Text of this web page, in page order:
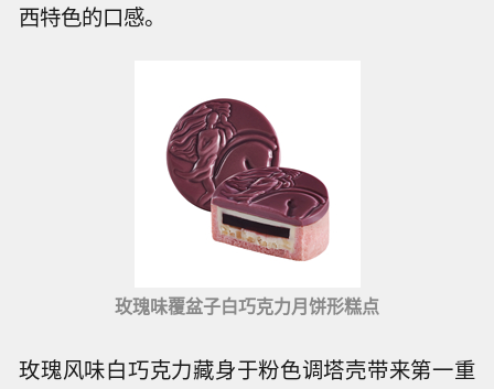
西特色的口感。
玫瑰味覆盆子白巧克力月饼形糕点
玫瑰风味白巧克力藏身于粉色调塔壳带来第一重